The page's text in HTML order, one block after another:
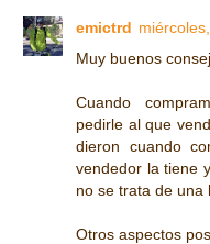
emictrd
Muy buenos
Cuando
pedirle al que
dieron cuando
vendedor la tiene
no se trata de una
Otros aspectos